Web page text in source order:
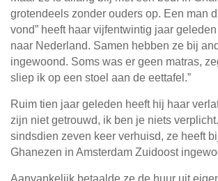
grotendeels zonder ouders op. Een man
vond” heeft haar vijfentwintig jaar
naar Nederland. Samen hebben ze bij
ingewoond. Soms was er geen matras,
sliep ik op een stoel aan de eettafel.”
Ruim tien jaar geleden heeft hij haar
zijn niet getrouwd, ik ben je niets
sindsdien zeven keer verhuisd, ze heeft
Ghanezen in Amsterdam Zuidoost